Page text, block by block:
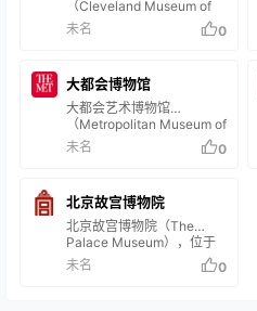
（Cleveland Museum of
Art）：是美国最重要的美术
馆和博物馆。位于俄亥俄州
立，艺术作品超过43000
件，其永久性画廊是1916年
建设的。它以其广泛收集前
哥伦布艺术，中世纪欧洲、
亚洲和印度的艺术而出名。
夫兰艺术博物馆克里夫兰艺
术博物馆，成立于1913年。
克里夫兰艺…
未名 0
大都会博物馆
大都会艺术博物馆
（Metropolitan Museum of
Art），是美国最大的艺术博
物馆，世界著名博物馆，位
米，收藏有300万件展
品。 [1] 大都会博物馆回顾
了人类自身的文明史的发
展，与中国北京的故宫、英
国伦敦的大英博物馆、法国
未名 0
北京故宫博物院
北京故宫博物院（The
Palace Museum），位于
中国北京市，成立于1925年
10月10日，为中华人民共和
未名 0